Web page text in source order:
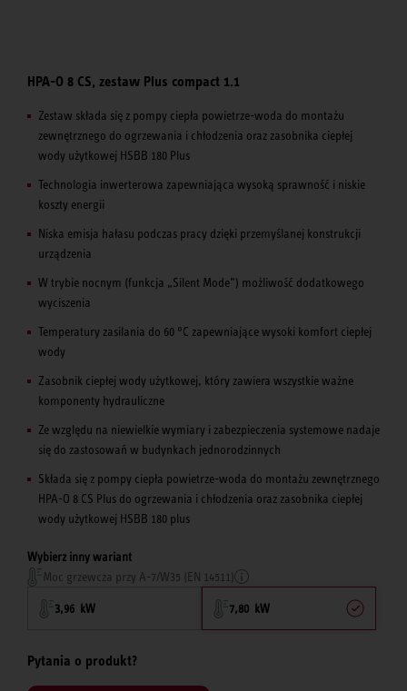
HPA-O 8 CS, zestaw Plus compact 1.1
Zestaw składa się z pompy ciepła powietrze-woda do montażu
zewnętrznego do ogrzewania i chłodzenia oraz zasobnika ciepłej
wody użytkowej HSBB 180 Plus
Technologia inwerterowa zapewniająca wysoką sprawność i niskie
koszty energii
Niska emisja hałasu podczas pracy dzięki przemyślanej konstrukcji
urządzenia
W trybie nocnym (funkcja „Silent Mode”) możliwość dodatkowego
wyciszenia
Temperatury zasilania do 60 °C zapewniające wysoki komfort ciepłej
wody
Zasobnik ciepłej wody użytkowej, który zawiera wszystkie ważne
komponenty hydrauliczne
Ze względu na niewielkie wymiary i zabezpieczenia systemowe nadaje
się do zastosowań w budynkach jednorodzinnych
Składa się z pompy ciepła powietrze-woda do montażu zewnętrznego
HPA-O 8 CS Plus do ogrzewania i chłodzenia oraz zasobnika ciepłej
wody użytkowej HSBB 180 plus
Wybierz inny wariant
Moc grzewcza przy A-7/W35 (EN 14511)
3,96 kW 7,80 kW
Pytania o produkt?